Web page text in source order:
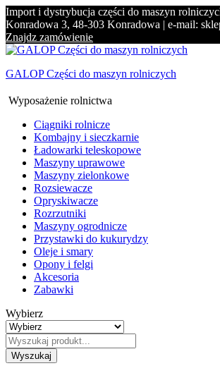
Import i dystrybucja części do maszyn
Konradowa 3, 48-303 Konradowa | e-mail:
Znajdz zamówienie
GALOP Części do maszyn rolniczych
Wyposażenie rolnictwa
Ciągniki rolnicze
Kombajny i sieczkarnie
Ładowarki teleskopowe
Maszyny uprawowe
Maszyny zielonkowe
Rozsiewacze
Opryskiwacze
Rozrzutniki
Maszyny ogrodnicze
Przystawki do kukurydzy
Oleje i smary
Opony i felgi
Akcesoria
Zabawki
Wybierz
Wyszukaj